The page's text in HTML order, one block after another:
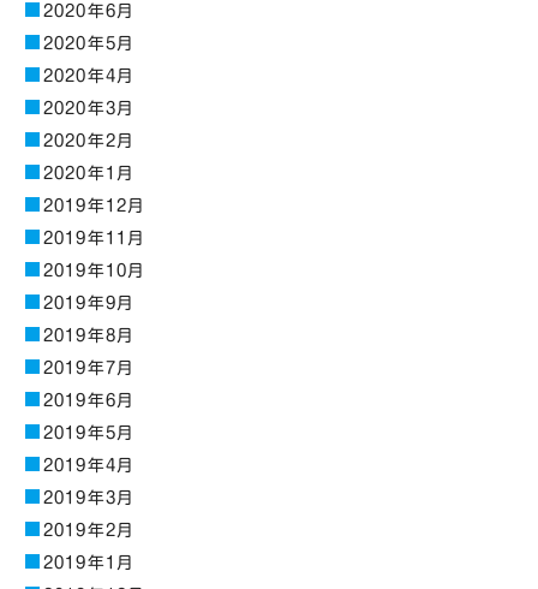
2020年6月
2020年5月
2020年4月
2020年3月
2020年2月
2020年1月
2019年12月
2019年11月
2019年10月
2019年9月
2019年8月
2019年7月
2019年6月
2019年5月
2019年4月
2019年3月
2019年2月
2019年1月